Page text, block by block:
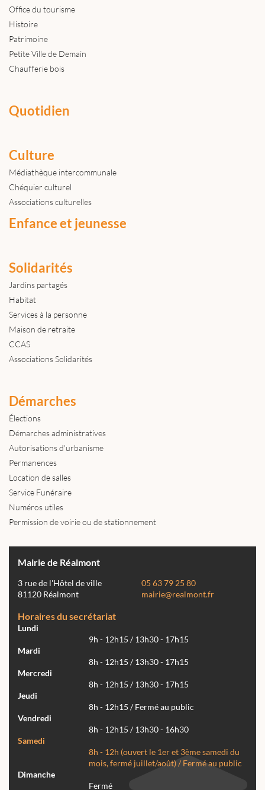
Office du tourisme
Histoire
Patrimoine
Petite Ville de Demain
Chaufferie bois
Quotidien
Culture
Médiathèque intercommunale
Chéquier culturel
Associations culturelles
Enfance et jeunesse
Solidarités
Jardins partagés
Habitat
Services à la personne
Maison de retraite
CCAS
Associations Solidarités
Démarches
Élections
Démarches administratives
Autorisations d'urbanisme
Permanences
Location de salles
Service Funéraire
Numéros utiles
Permission de voirie ou de stationnement
Mairie de Réalmont
3 rue de l'Hôtel de ville
81120 Réalmont
05 63 79 25 80
mairie@realmont.fr
Horaires du secrétariat
Lundi
9h - 12h15 / 13h30 - 17h15
Mardi
8h - 12h15 / 13h30 - 17h15
Mercredi
8h - 12h15 / 13h30 - 17h15
Jeudi
8h - 12h15 / Fermé au public
Vendredi
8h - 12h15 / 13h30 - 16h30
Samedi
8h - 12h (ouvert le 1er et 3ème samedi du
mois, fermé juillet/août) / Fermé au public
Dimanche
Fermé